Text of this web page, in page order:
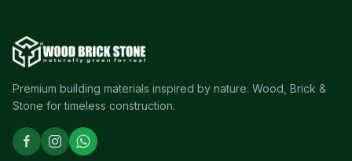
Premium building materials inspired by nature. Wood, Brick &
Stone for timeless construction.